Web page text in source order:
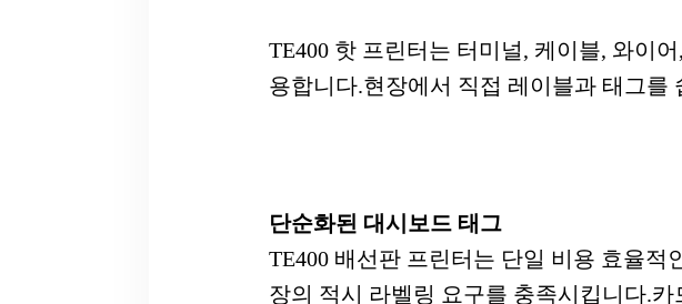
TE400 핫 프린터는 터미널, 케이블, 와이
용합니다.현장에서 직접 레이블과 태그를
단순화된 대시보드 태그
TE400 배선판 프린터는 단일 비용 효율
장의 적시 라벨링 요구를 충족시킵니다.